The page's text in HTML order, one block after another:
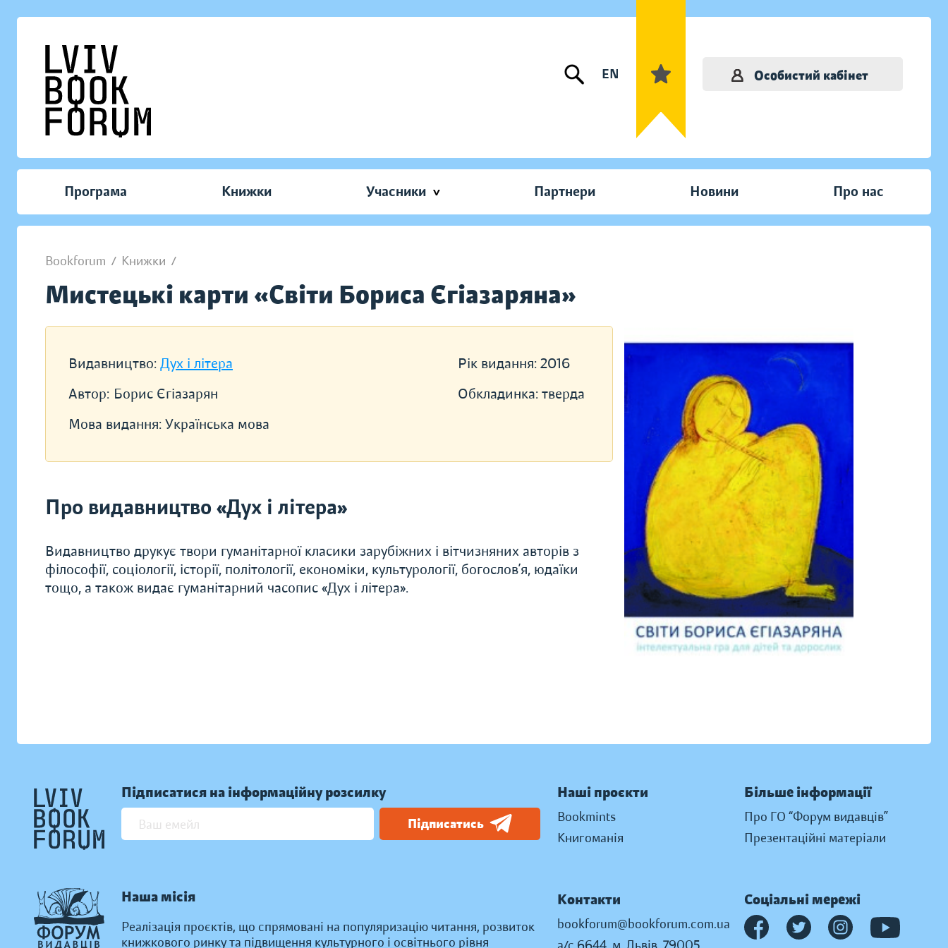
EN Особистий кабінет
Програма Книжки Учасники Партнери Новини Про нас
Bookforum / Книжки /
Мистецькі карти «Світи Бориса Єгіазаряна»
Видавництво: Дух і літера
Автор: Борис Єгіазарян
Мова видання: Українська мова
Рік видання: 2016
Обкладинка: тверда
Про видавництво «Дух і літера»
Видавництво друкує твори гуманітарної класики зарубіжних і вітчизняних авторів з
філософії, соціології, історії, політології, економіки, культурології, богослов’я, юдаїки
тощо, а також видає гуманітарний часопис «Дух і літера».
Підписатися на інформаційну розсилку
Підписатись
Наша місія
Реалізація проєктів, що спрямовані на популяризацію читання, розвиток
книжкового ринку та підвищення культурного і освітнього рівня
Наші проєкти
Bookmints
Книгоманія
Більше інформації
Про ГО “Форум видавців”
Презентаційні матеріали
Контакти
bookforum@bookforum.com.ua
Соціальні мережі